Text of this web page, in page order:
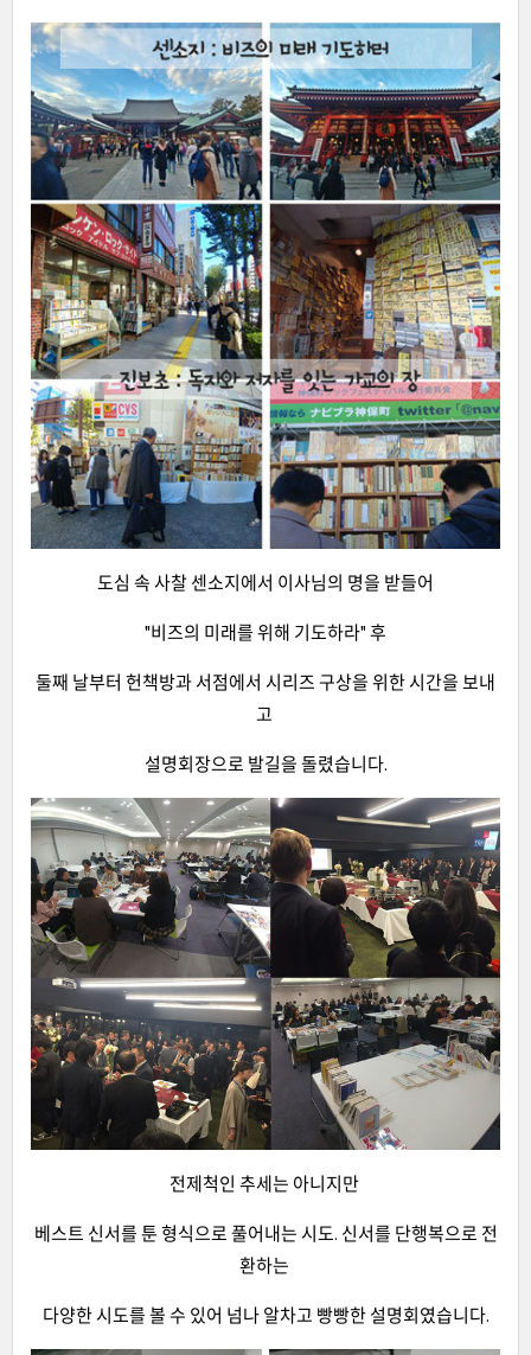
도심 속 사찰 센소지에서 이사님의 명을 받들어
"비즈의 미래를 위해 기도하라" 후
둘째 날부터 헌책방과 서점에서 시리즈 구상을 위한 시간을 보내
고
설명회장으로 발길을 돌렸습니다.
전제척인 추세는 아니지만
베스트 신서를 툰 형식으로 풀어내는 시도. 신서를 단행복으로 전
환하는
다양한 시도를 볼 수 있어 넘나 알차고 빵빵한 설명회였습니다.